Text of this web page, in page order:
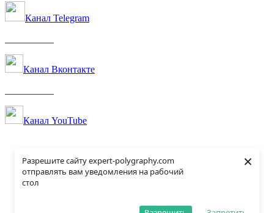
Разрешите сайту expert-polygraphy.com
отправлять вам уведомления на рабочий
стол
×
Канал Telegram
Канал Вконтакте
Канал YouTube